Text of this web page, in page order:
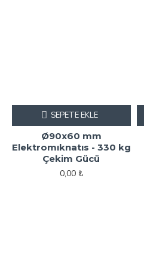
Ø90x60 mm
Elektromıknatıs - 330 kg
Çekim Gücü
0,00 ₺
SEPETE EKLE